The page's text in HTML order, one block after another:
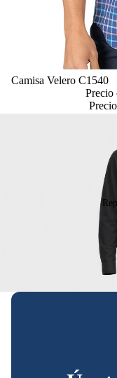
Oferta
Camisa Velero C1540
Precio